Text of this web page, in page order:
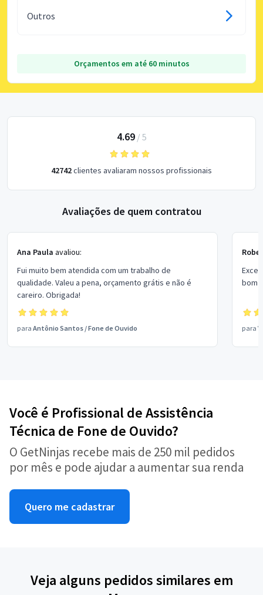
Outros
Orçamentos em até 60 minutos
4.69/ 5
42742clientes avaliaram nossos profissionais
Avaliações de quem contratou
Ana Paula avaliou:
Fui muito bem atendida com um trabalho de
qualidade. Valeu a pena, orçamento grátis e não é
careiro. Obrigada!
para Antônio Santos /Fone de Ouvido
bom
para
Você é Profissional de Assistência
Técnica de Fone de Ouvido?
O GetNinjas recebe mais de 250 mil pedidos
por mês e pode ajudar a aumentar sua renda
Quero me cadastrar
Veja alguns pedidos similares em